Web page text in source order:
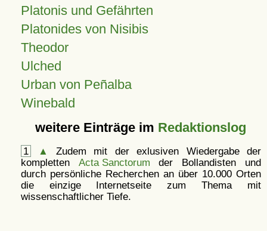
Platonis und Gefährten
Platonides von Nisibis
Theodor
Ulched
Urban von Peñalba
Winebald
weitere Einträge im Redaktionslog
1 ▲
Zudem mit der exlusiven Wiedergabe der
kompletten Acta Sanctorum der Bollandisten und
durch persönliche Recherchen an über 10.000 Orten
die einzige Internetseite zum Thema mit
wissenschaftlicher Tiefe.